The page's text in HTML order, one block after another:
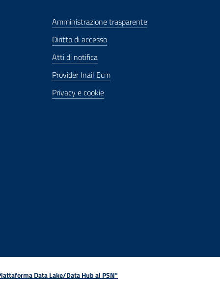
Amministrazione trasparente
Diritto di accesso
Atti di notifica
Provider Inail Ecm
Privacy e cookie
Data Lake/Data Hub al PSN"